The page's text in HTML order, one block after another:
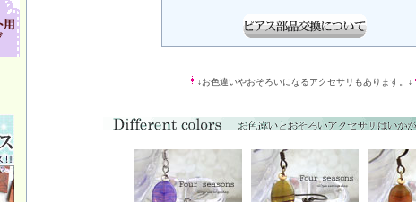
↓お色違いやおそろいになるアクセサリもあります。↓